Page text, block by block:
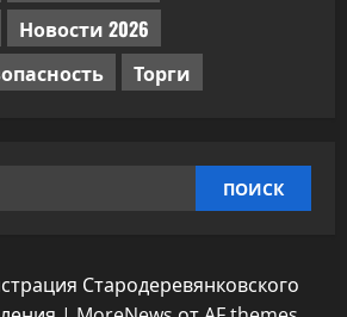
Новости 2026
Торги
Стародеревянковского